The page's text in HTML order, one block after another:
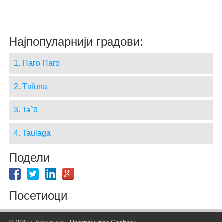
Најпопуларнији градови:
1. Паго Паго
2. Tāfuna
3. Ta`ū
4. Taulaga
Подели
Посетиоци